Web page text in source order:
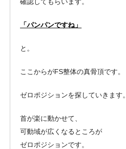
「パンパンですね」
と。
ここからがFS整体の真骨頂です。
ゼロポジションを探していきます。
首が楽に動かせて、
可動域が広くなるところが
ゼロポジションです。